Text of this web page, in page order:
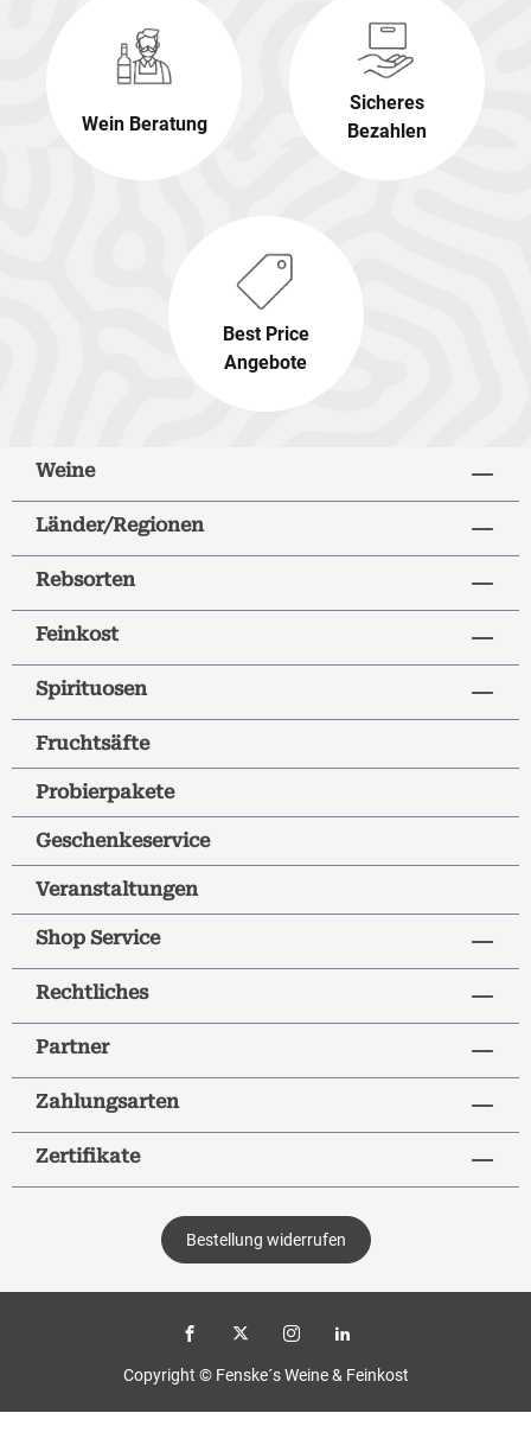
Wein Beratung
Sicheres
Bezahlen
Best Price
Angebote
Weine
Länder/Regionen
Rebsorten
Feinkost
Spirituosen
Fruchtsäfte
Probierpakete
Geschenkeservice
Veranstaltungen
Shop Service
Rechtliches
Partner
Zahlungsarten
Zertifikate
Bestellung widerrufen
Copyright © Fenske´s Weine & Feinkost